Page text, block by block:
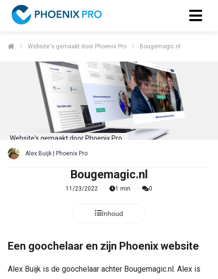
Website's gemaakt door Phoenix Pro Bougemagic.nl
Website's gemaakt door Phoenix Pro
Alex Buijk | Phoenix Pro
Bougemagic.nl
11/23/2022 1 min 0
Inhoud
Een goochelaar en zijn Phoenix website
Alex Buijk is de goochelaar achter Bougemagic.nl. Alex is